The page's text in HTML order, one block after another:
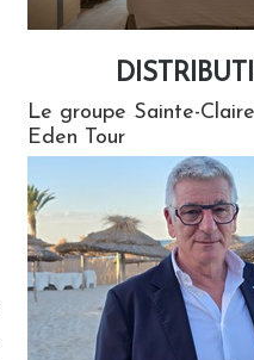
Le groupe Sainte-
Eden Tour